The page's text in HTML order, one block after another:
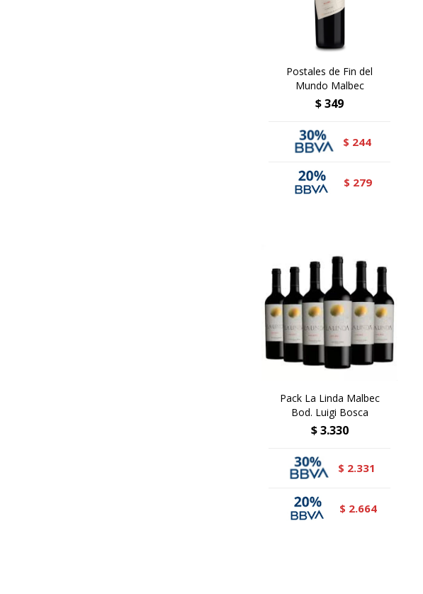
Postales de Fin del
Mundo Malbec
$349
$ 244
$ 279
Pack La Linda Malbec
Bod. Luigi Bosca
$ 3.330
$ 2.331
$ 2.664